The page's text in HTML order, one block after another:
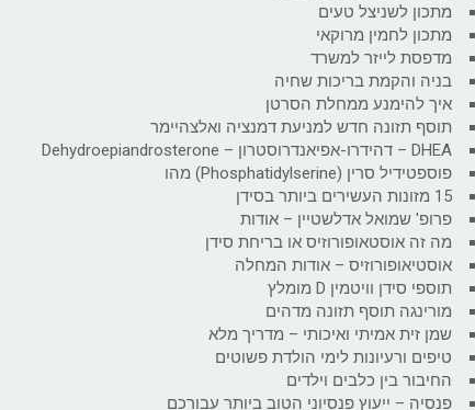
מתכון לשניצל טעים
מתכון לחמין מרוקאי
מדפסת לייזר למשרד
בניה והקמת בריכות שחיה
איך להימנע ממחלת הסרטן
תוסף תזונה חדש למניעת דמנציה ואלצהיימר
DHEA – דהידרו-אפיאנדרוסטרון – Dehydroepiandrosterone
פוספטידיל סרין (Phosphatidylserine) מהו
15 מזונות העשירים ביותר בסידן
פרופ' שמואל אדלשטיין – אודות
מה זה אוסטאופורוזיס או בריחת סידן
אוסטיאופורוזיס – אודות המחלה
תוספי סידן וויטמין D מומלץ
מורינגה תוסף תזונה מדהים
שמן זית אמיתי ואיכותי – מדריך מלא
טיפים ורעיונות לימי הולדת פשוטים
החיבור בין כלבים וילדים
פנסיה – ייעוץ פנסיוני הטוב ביותר עבורכם